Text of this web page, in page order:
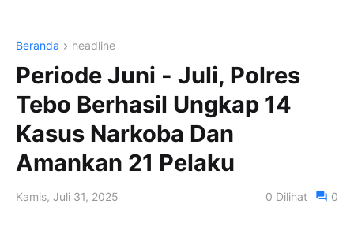
Beranda headline
Periode Juni - Juli, Polres
Tebo Berhasil Ungkap 14
Kasus Narkoba Dan
Amankan 21 Pelaku
Kamis, Juli 31, 2025 0 Dilihat 0